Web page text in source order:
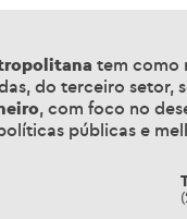
tem como
do terceiro setor,
, com foco no
públicas e